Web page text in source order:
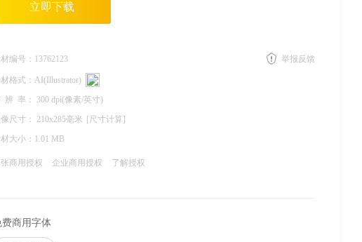
立即下载
编号： 13762123
格式： AI(Illustrator)
辨 率： 300 dpi(像素/英寸)
尺寸： 210x285毫米 [尺寸计算]
大小： 1.01 MB
举报反馈
商用授权 企业商用授权 了解授权
费商用字体